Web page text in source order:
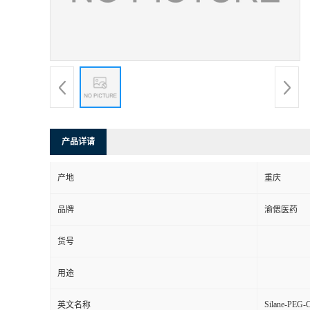
产品详请
产地 重庆
品牌 渝偲医药
货号
用途
英文名称 Silane-PEG-